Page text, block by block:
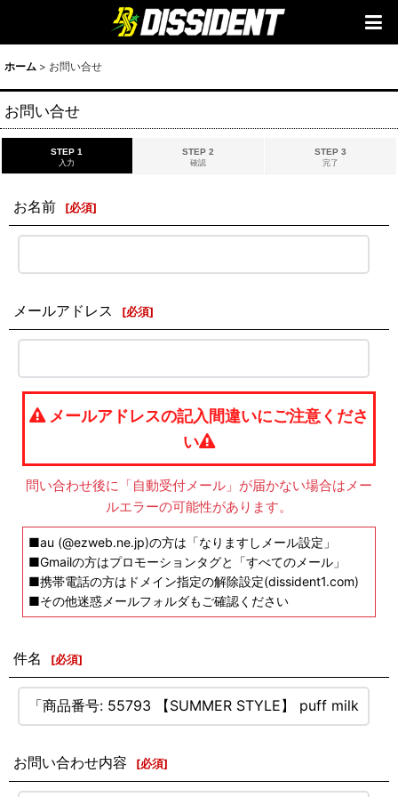
ホーム > お問い合せ
お問い合せ
STEP 1
入力
STEP 2
確認
STEP 3
完了
お名前 [必須]
メールアドレス [必須]
メールアドレスの記入間違いにご注意くださ
い
問い合わせ後に「自動受付メール」が届かない場合はメー
ルエラーの可能性があります。
■au (@ezweb.ne.jp)の方は「なりますしメール設定」
■Gmailの方はプロモーションタグと「すべてのメール」
■携帯電話の方はドメイン指定の解除設定(dissident1.com)
■その他迷惑メールフォルダもご確認ください
件名 [必須]
お問い合わせ内容 [必須]